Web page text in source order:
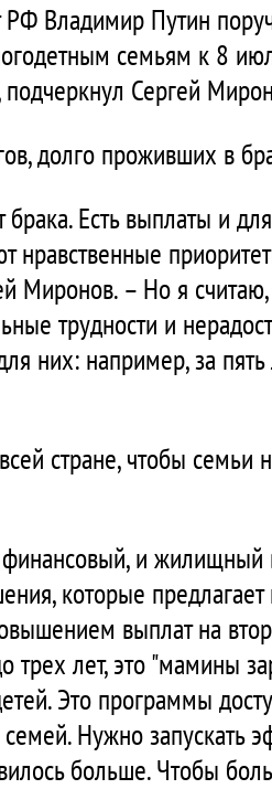
Владимир Путин
семьям к 8
подчеркнул Сергей
долго проживших в
Есть выплаты и
Миронов. – Но я
трудности и
них: например, за пять
стране, чтобы семьи
и жилищный
которые
выплат на
лет, это "мамины
Это программы
Нужно запускать
больше. Чтобы